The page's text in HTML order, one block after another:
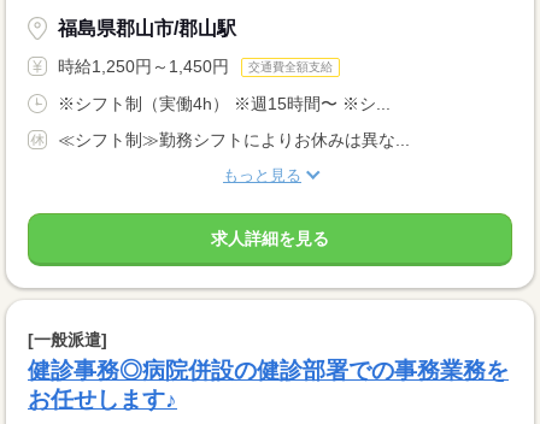
福島県郡山市/郡山駅
時給1,250円～1,450円 交通費全額支給
※シフト制（実働4h） ※週15時間〜 ※シ...
≪シフト制≫勤務シフトによりお休みは異な...
もっと見る
求人詳細を見る
[一般派遣]
健診事務◎病院併設の健診部署での事務業務を
お任せします♪